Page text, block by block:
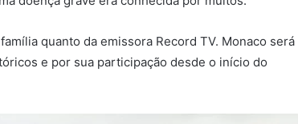
quanto da emissora Record TV. Monaco será
e por sua participação desde o início do